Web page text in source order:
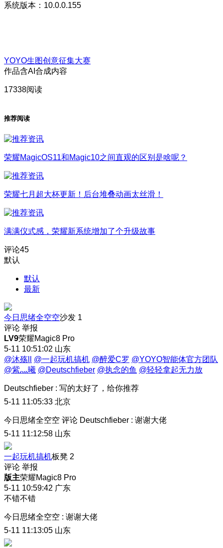
系统版本：10.0.0.155
YOYO生图创意征集大赛
作品含AI合成内容
17338阅读
推荐阅读
荣耀MagicOS11和Magic10之间直观的区别是啥呢？
荣耀七月超大杯更新！后台堆叠动画太丝滑！
满满仪式感，荣耀新系统增加了个升级故事
评论45
默认
默认
最新
今日思绪全空空沙发 1
评论 举报
LV9荣耀Magic8 Pro
5-11 10:51:02 山东
@沐殇ll
@一起玩机搞机 @醉爱C罗 @YOYO智能体官方团队
@紫灬曦 @Deutschfieber @执念的鱼 @轻轻拿起无力放
Deutschfieber : 写的太好了，给你推荐
5-11 11:05:33 北京
今日思绪全空空 评论 Deutschfieber : 谢谢大佬
5-11 11:12:58 山东
一起玩机搞机板凳 2
评论 举报
版主荣耀Magic8 Pro
5-11 10:59:42 广东
不错不错
今日思绪全空空 : 谢谢大佬
5-11 11:13:05 山东